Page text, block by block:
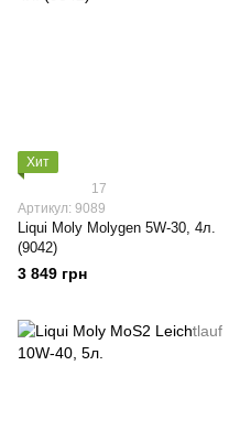
Хит
17
Артикул: 9089
Liqui Moly Molygen 5W-30, 4л.
(9042)
3 849 грн